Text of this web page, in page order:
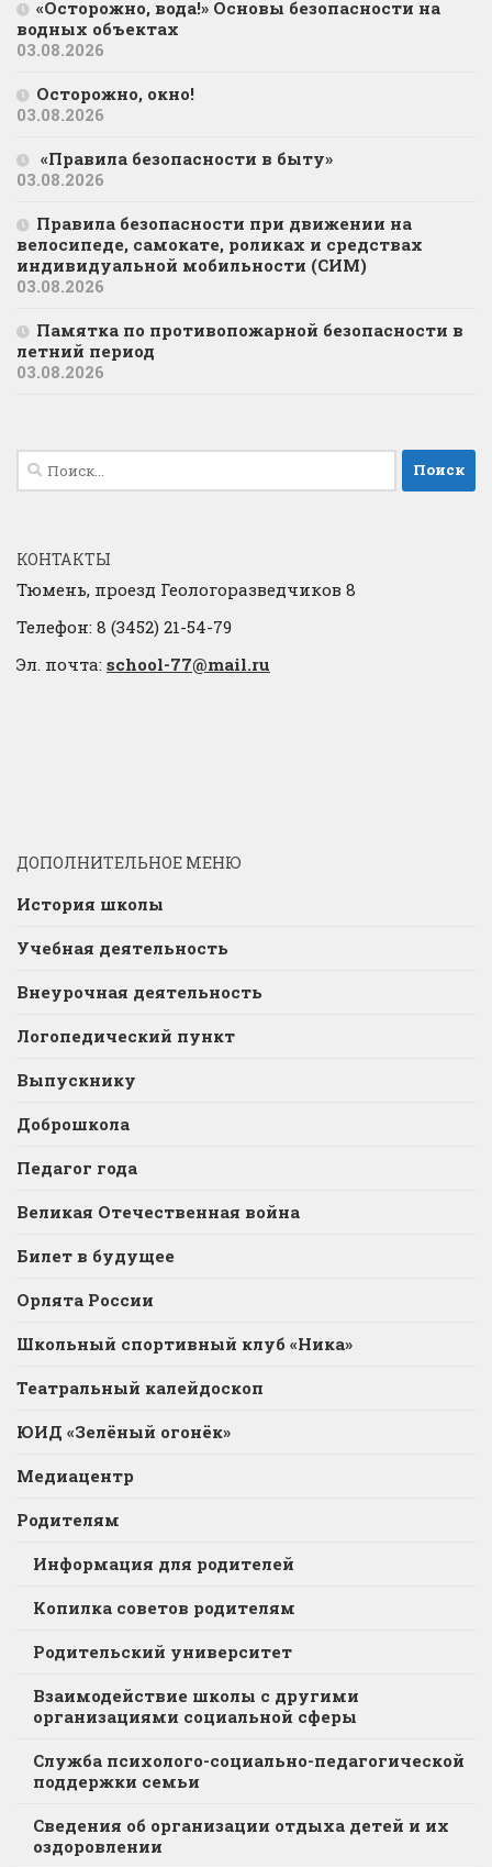
«Осторожно, вода!» Основы безопасности на
водных объектах
03.08.2026
Осторожно, окно!
03.08.2026
«Правила безопасности в быту»
03.08.2026
Правила безопасности при движении на
велосипеде, самокате, роликах и средствах
индивидуальной мобильности (СИМ)
03.08.2026
Памятка по противопожарной безопасности в
летний период
03.08.2026
Найти:
КОНТАКТЫ
Тюмень, проезд Геологоразведчиков 8
Телефон: 8 (3452) 21-54-79
Эл. почта: school-77@mail.ru
ДОПОЛНИТЕЛЬНОЕ МЕНЮ
История школы
Учебная деятельность
Внеурочная деятельность
Логопедический пункт
Выпускнику
Доброшкола
Педагог года
Великая Отечественная война
Билет в будущее
Орлята России
Школьный спортивный клуб «Ника»
Театральный калейдоскоп
ЮИД «Зелёный огонёк»
Медиацентр
Родителям
Информация для родителей
Копилка советов родителям
Родительский университет
Взаимодействие школы с другими
организациями социальной сферы
Служба психолого-социально-педагогической
поддержки семьи
Сведения об организации отдыха детей и их
оздоровлении